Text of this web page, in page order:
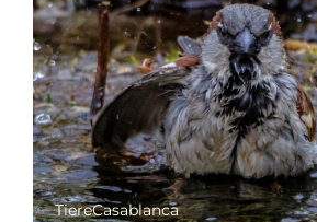
TiereCasablanca